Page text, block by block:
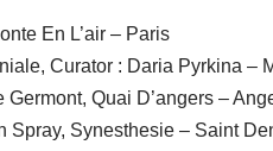
En L’air – Paris
Curator : Daria Pyrkina –
Quai D’angers –
Spray, Synesthesie – Saint